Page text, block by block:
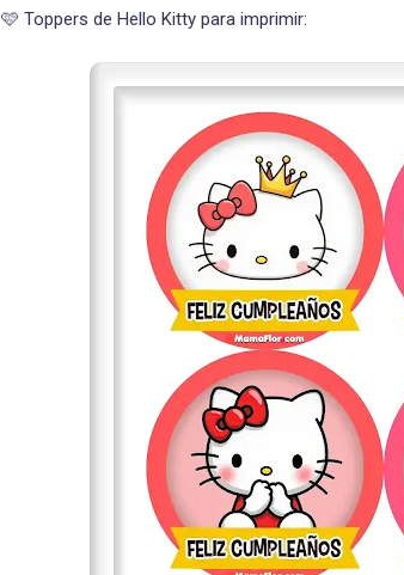
🩷 Toppers de Hello Kitty para imprimir: